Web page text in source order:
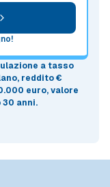
a tasso
reddito €
euro, valore
30 anni.